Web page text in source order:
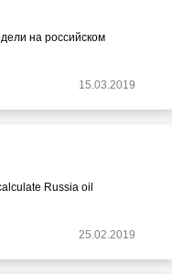
на российском
15.03.2019
Russia oil
25.02.2019